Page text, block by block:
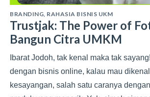
BRANDING, RAHASIA BISNIS UKM
Trustjak: The Power of
Bangun Citra UMKM
Ibarat Jodoh, tak kenal maka tak
dengan bisnis online, kalau mau
kesayangan, salah satu caranya